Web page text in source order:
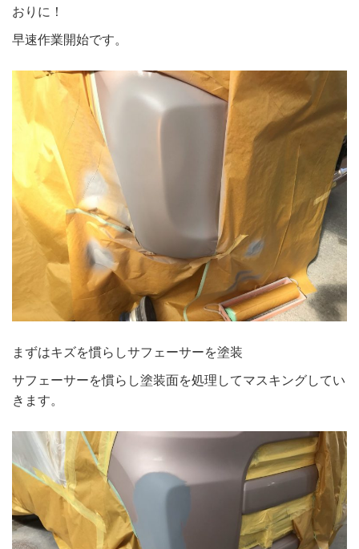
おりに！
早速作業開始です。
まずはキズを慣らしサフェーサーを塗装
サフェーサーを慣らし塗装面を処理してマスキングしてい
きます。